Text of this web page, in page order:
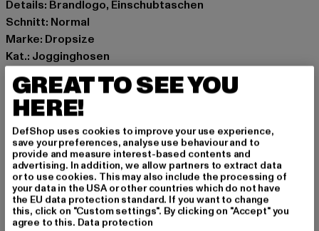
Details: Brandlogo, Einschubtaschen
Schnitt: Normal
Marke: Dropsize
Kat.: Jogginghosen
Farbe: grau
Hersteller Farbe: stone
Materialzusammensetzung: 70% Baumwolle, 30%
Polyester
Art.Nr: DS-SP-019-00372
Hersteller: Dropsize GmbH |management@dropsize.de
Motzener Straße 6 | 12277 Berlin | DE
GREAT TO SEE YOU
HERE!
DefShop uses cookies to improve your use experience,
save your preferences, analyse use behaviour and to
provide and measure interest-based contents and
advertising. In addition, we allow partners to extract data
or to use cookies. This may also include the processing of
your data in the USA or other countries which do not have
the EU data protection standard. If you want to change
this, click on "Custom settings". By clicking on "Accept" you
agree to this. Data protection